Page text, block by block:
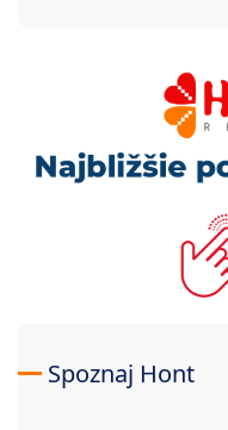
Spoznaj Hont